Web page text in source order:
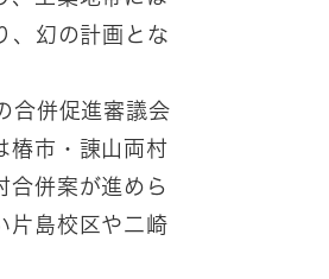
、幻の計画とな
合併促進審議会
椿市・諌山両村
合併案が進めら
片島校区や二崎